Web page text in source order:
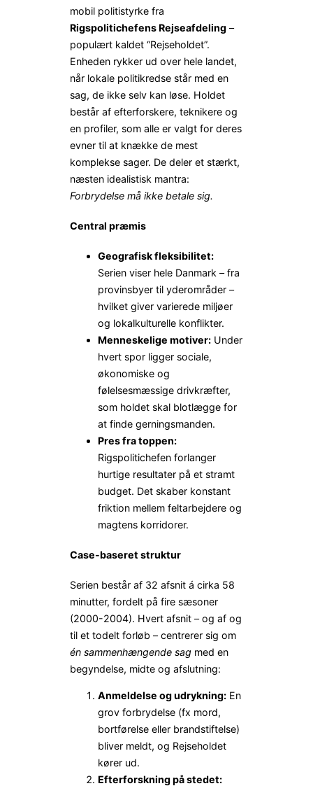
mobil politistyrke fra
Rigspolitichefens Rejseafdeling –
populært kaldet “Rejseholdet”.
Enheden rykker ud over hele landet,
når lokale politikredse står med en
sag, de ikke selv kan løse. Holdet
består af efterforskere, teknikere og
en profiler, som alle er valgt for deres
evner til at knække de mest
komplekse sager. De deler et stærkt,
næsten idealistisk mantra:
Forbrydelse må ikke betale sig.
Central præmis
Geografisk fleksibilitet:
Serien viser hele Danmark – fra
provinsbyer til yderområder –
hvilket giver varierede miljøer
og lokalkulturelle konflikter.
Menneskelige motiver: Under
hvert spor ligger sociale,
økonomiske og
følelsesmæssige drivkræfter,
som holdet skal blotlægge for
at finde gerningsmanden.
Pres fra toppen:
Rigspolitichefen forlanger
hurtige resultater på et stramt
budget. Det skaber konstant
friktion mellem feltarbejdere og
magtens korridorer.
Case-baseret struktur
Serien består af 32 afsnit á cirka 58
minutter, fordelt på fire sæsoner
(2000-2004). Hvert afsnit – og af og
til et todelt forløb – centrerer sig om
én sammenhængende sag med en
begyndelse, midte og afslutning:
Anmeldelse og udrykning: En
grov forbrydelse (fx mord,
bortførelse eller brandstiftelse)
bliver meldt, og Rejseholdet
kører ud.
Efterforskning på stedet: